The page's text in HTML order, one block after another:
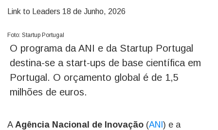
Link to Leaders 18 de Junho, 2026
Foto: Startup Portugal
O programa da ANI e da Startup Portugal
destina-se a start-ups de base científica em
Portugal. O orçamento global é de 1,5
milhões de euros.
A Agência Nacional de Inovação (ANI ) e a